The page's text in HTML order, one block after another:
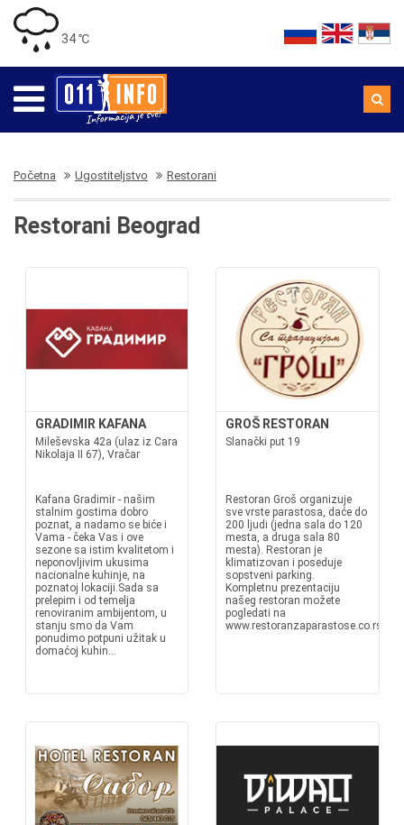
34 ℃
Početna Ugostiteljstvo Restorani
Restorani Beograd
GRADIMIR KAFANA
Mileševska 42a (ulaz iz Cara
Nikolaja II 67), Vračar
Kafana Gradimir - našim
stalnim gostima dobro
poznat, a nadamo se biće i
Vama - čeka Vas i ove
sezone sa istim kvalitetom i
neponovljivim ukusima
nacionalne kuhinje, na
poznatoj lokaciji.Sada sa
prelepim i od temelja
renoviranim ambijentom, u
stanju smo da Vam
ponudimo potpuni užitak u
domaćoj kuhin...
GROŠ RESTORAN
Slanački put 19
Restoran Groš organizuje
sve vrste parastosa, daće do
200 ljudi (jedna sala do 120
mesta, a druga sala 80
mesta). Restoran je
klimatizovan i poseduje
sopstveni parking.
Kompletnu prezentaciju
našeg restoran možete
pogledati na
www.restoranzaparastose.co.rs